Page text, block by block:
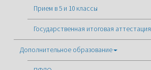
Прием в 5 и 10 классы
Государственная итоговая аттестация
Дополнительное образование